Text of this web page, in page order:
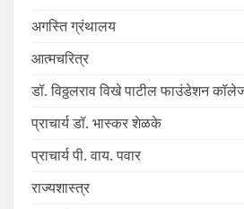
अगस्ति ग्रंथालय
आत्मचरित्र
डॉ. विठ्ठलराव विखे पाटील फाउंडेशन
प्राचार्य डॉ. भास्कर शेळके
प्राचार्य पी. वाय. पवार
राज्यशास्त्र